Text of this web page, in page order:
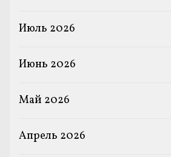
Июль 2026
Июнь 2026
Май 2026
Апрель 2026